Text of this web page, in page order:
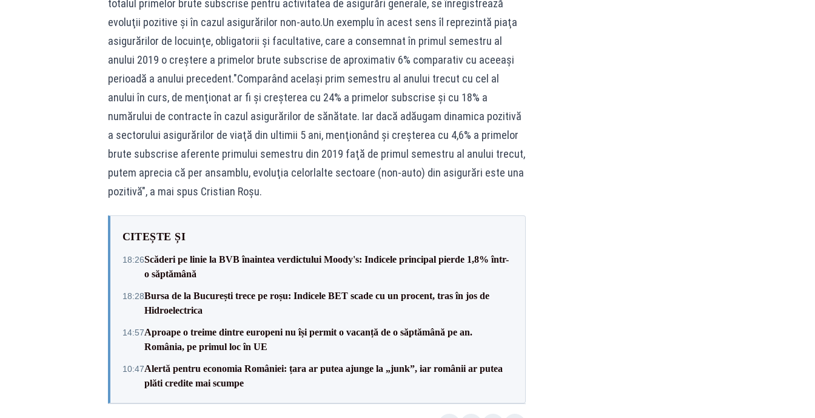
totalul primelor brute subscrise pentru activitatea de asigurări generale, se înregistrează
evoluţii pozitive şi în cazul asigurărilor non-auto.Un exemplu în acest sens îl reprezintă piaţa
asigurărilor de locuinţe, obligatorii şi facultative, care a consemnat în primul semestru al
anului 2019 o creştere a primelor brute subscrise de aproximativ 6% comparativ cu aceeaşi
perioadă a anului precedent."Comparând acelaşi prim semestru al anului trecut cu cel al
anului în curs, de menţionat ar fi şi creşterea cu 24% a primelor subscrise şi cu 18% a
numărului de contracte în cazul asigurărilor de sănătate. Iar dacă adăugam dinamica pozitivă
a sectorului asigurărilor de viaţă din ultimii 5 ani, menţionând şi creşterea cu 4,6% a primelor
brute subscrise aferente primului semestru din 2019 faţă de primul semestru al anului trecut,
putem aprecia că per ansamblu, evoluţia celorlalte sectoare (non-auto) din asigurări este una
pozitivă", a mai spus Cristian Roşu.
CITEȘTE ȘI
18:26Scăderi pe linie la BVB înaintea verdictului Moody's: Indicele principal pierde 1,8% într-
o săptămână
18:28Bursa de la București trece pe roșu: Indicele BET scade cu un procent, tras în jos de
Hidroelectrica
14:57Aproape o treime dintre europeni nu își permit o vacanță de o săptămână pe an.
România, pe primul loc în UE
10:47Alertă pentru economia României: țara ar putea ajunge la „junk”, iar românii ar putea
plăti credite mai scumpe